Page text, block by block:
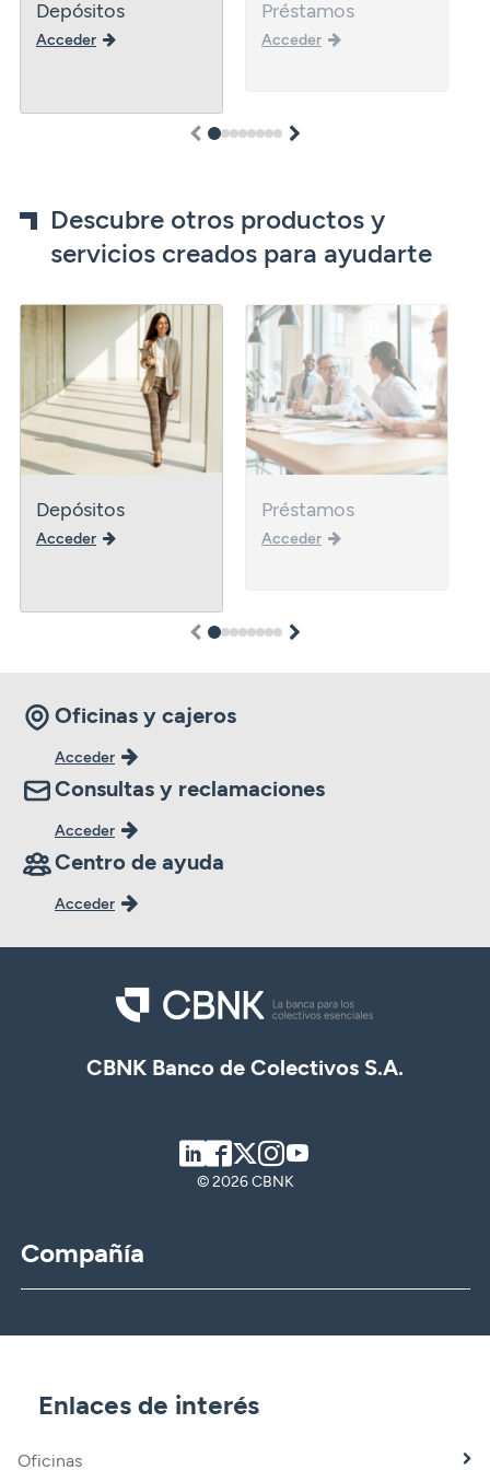
Depósitos
Acceder
Préstamos
Acceder
12345678
Descubre otros productos y
servicios creados para ayudarte
Depósitos
Acceder
Préstamos
Acceder
12345678
Oficinas y cajeros
Acceder
Consultas y reclamaciones
Acceder
Centro de ayuda
Acceder
CBNK Banco de Colectivos S.A.
LinkedIn
Facebook
TwitterInstagram
© 2026 CBNK
Compañía
CBNK Gestión de Activos
Banca Partner
Enlaces de interés
Oficinas